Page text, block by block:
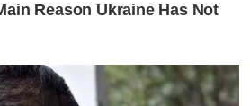
Reason Ukraine Has Not